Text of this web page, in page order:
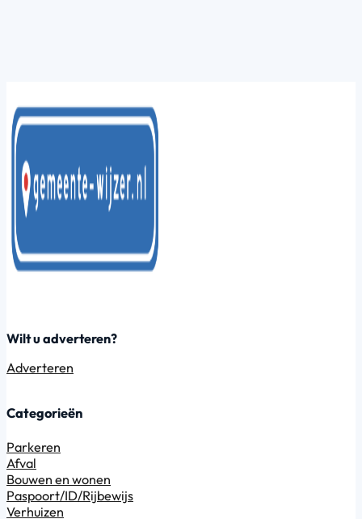
Wilt u adverteren?
Adverteren
Categorieën
Parkeren
Afval
Bouwen en wonen
Paspoort/ID/Rijbewijs
Verhuizen